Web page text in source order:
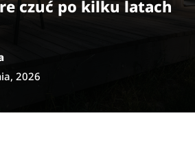
czuć po kilku latach
2026